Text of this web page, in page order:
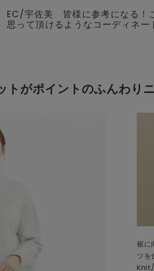
EC/宇佐美 皆様に参考になる！
思って頂けるようなコーディネー
トがポイントのふんわり
裾に
ツを